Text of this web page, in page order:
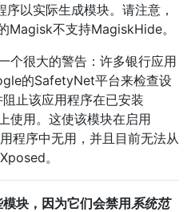
以实际生成模块。请注意，
Magisk不支持MagiskHide。
个很大的警告：许多银行应用
的SafetyNet平台来检查设
止该应用程序在已安装
使用。这使该模块在启用
程序中无用，并且目前无法从
。
块，因为它们会禁用系统范